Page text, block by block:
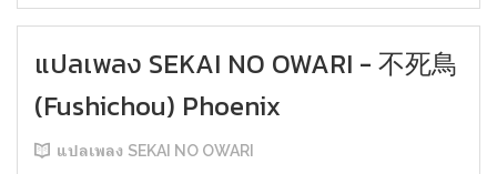
แปลเพลง SEKAI NO OWARI - 不死鳥
(Fushichou) Phoenix
แปลเพลง SEKAI NO OWARI